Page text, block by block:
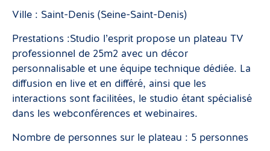
Ville : Saint-Denis (Seine-Saint-Denis)
Prestations :Studio l’esprit propose un plateau TV
professionnel de 25m2 avec un décor
personnalisable et une équipe technique dédiée. La
diffusion en live et en différé, ainsi que les
interactions sont facilitées, le studio étant spécialisé
dans les webconférences et webinaires.
Nombre de personnes sur le plateau : 5 personnes